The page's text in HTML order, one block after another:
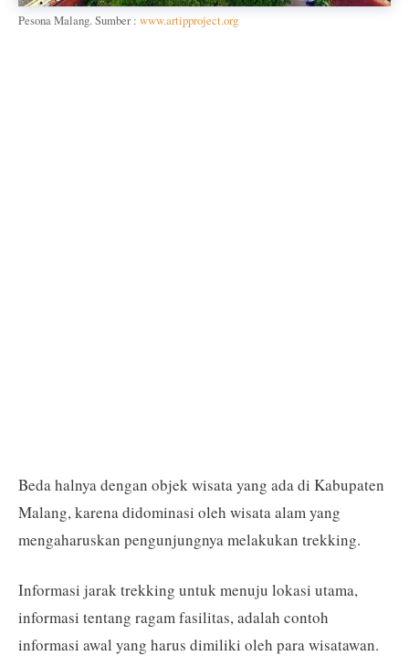
Pesona Malang. Sumber : www.artipproject.org
Beda halnya dengan objek wisata yang ada di Kabupaten
Malang, karena didominasi oleh wisata alam yang
mengaharuskan pengunjungnya melakukan trekking.
Informasi jarak trekking untuk menuju lokasi utama,
informasi tentang ragam fasilitas, adalah contoh
informasi awal yang harus dimiliki oleh para wisatawan.